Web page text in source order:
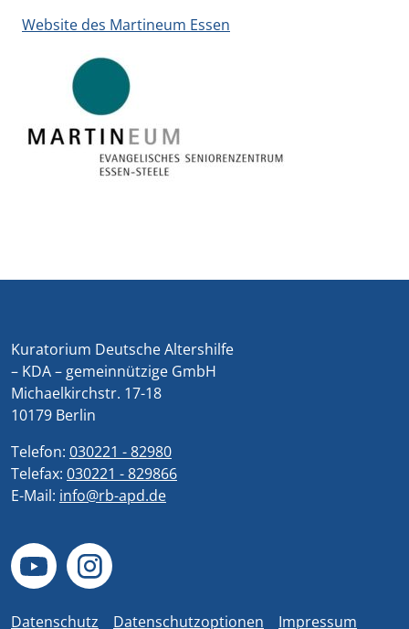
Website des Martineum Essen
Kuratorium Deutsche Altershilfe
– KDA – gemeinnützige GmbH
Michaelkirchstr. 17-18
10179 Berlin
Telefon: 030221 - 82980
Telefax: 030221 - 829866
E-Mail: info@rb-apd.de
Datenschutz Datenschutzoptionen Impressum